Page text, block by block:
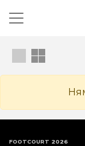
FOOTCOURT 2026